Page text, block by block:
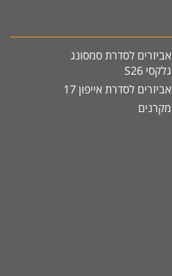
אביזרים לסדרת סמסונג
גלקסי S26
אביזרים לסדרת אייפון 17
מקרנים